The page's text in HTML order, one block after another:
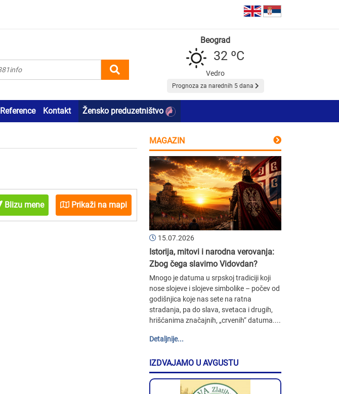
Beograd
32 ºC
Vedro
Prognoza za narednih 5 dana
Reference Kontakt Žensko preduzetništvo
Blizu mene Prikaži na mapi
MAGAZIN
15.07.2026
Istorija, mitovi i narodna verovanja:
Zbog čega slavimo Vidovdan?
Mnogo je datuma u srpskoj tradiciji koji
nose slojeve i slojeve simbolike – počev od
godišnjica koje nas sete na ratna
stradanja, pa do slava, svetaca i drugih,
hrišćanima značajnih, „crvenih“ datuma....
Detaljnije...
IZDVAJAMO U AVGUSTU